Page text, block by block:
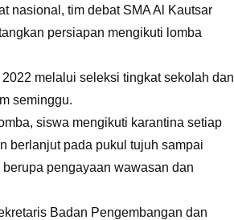
nasional, tim debat SMA Al Kautsar
persiapan mengikuti lomba
melalui seleksi tingkat sekolah dan
seminggu.
siswa mengikuti karantina setiap
berlanjut pada pukul tujuh sampai
pengayaan wawasan dan
Badan Pengembangan dan